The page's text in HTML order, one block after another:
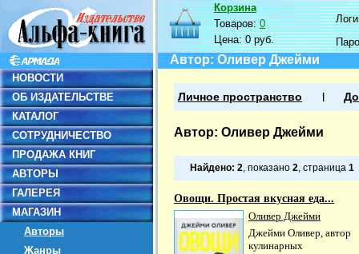
НОВОСТИ
ОБ ИЗДАТЕЛЬСТВЕ
КАТАЛОГ
СОТРУДНИЧЕСТВО
ПРОДАЖА КНИГ
АВТОРЫ
ГАЛЕРЕЯ
МАГАЗИН
Авторы
Жанры
Корзина
Товаров:0
Цена:0 руб.
Автор: Оливер Джейми
Личное пространство
Автор: Оливер Джейми
Найдено: 2, показано 2, страница 1
Овощи. Простая вкусная еда...
Оливер Джейми
Джейми Оливер, автор
кулинарных